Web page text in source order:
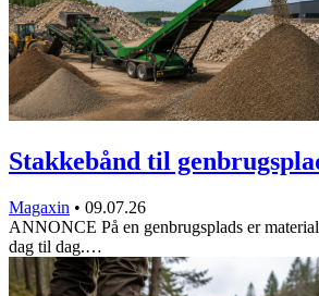
Stakkebånd til
Magaxin • 09.07.26
ANNONCE På en genbrugsplads er
dag til dag.…